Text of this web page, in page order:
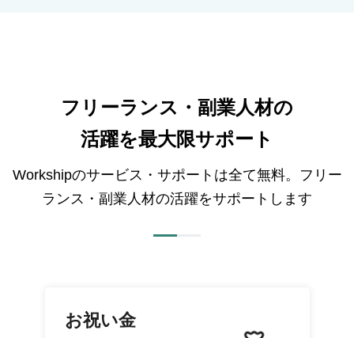
フリーランス・副業人材の
活躍を最大限サポート
Workshipのサービス・サポートは全て無料。フリー
ランス・副業人材の活躍をサポートします
お祝い金